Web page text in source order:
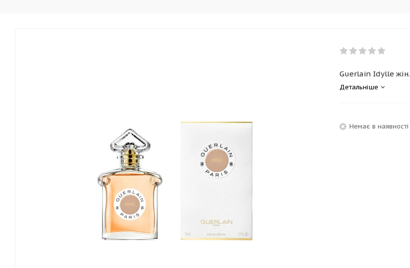
Guerlain Idylle жін.
Детальніше
Немає в наявності